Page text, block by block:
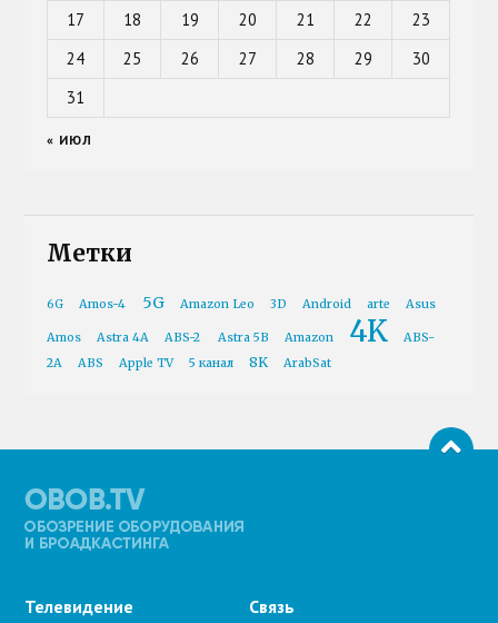
17
18 19 20 21 22
23
24
25 26 27 28 29
30
31
« ИЮЛ
Метки
6G Amos-4 5G Amazon Leo 3D Android arte Asus
Amos Astra 4A ABS-2 Astra 5B Amazon 4K
ABS-
2A
ABS Apple TV 5 канал 8K ArabSat
Телевидение Связь